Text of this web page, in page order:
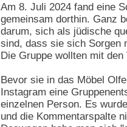
Am 8. Juli 2024 fand eine
gemeinsam dorthin. Ganz
darum, sich als jüdische
sind, dass sie sich Sorgen
Die Gruppe wollten mit
Bevor sie in das Möbel
Instagram eine
einzelnen Person. Es
und die Kommentarspalte